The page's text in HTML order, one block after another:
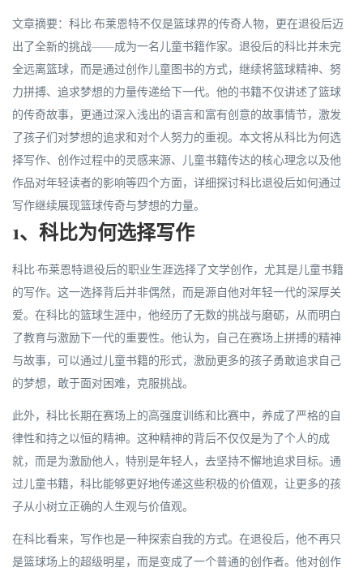
文章摘要：科比·布莱恩特不仅是篮球界的传奇人物，更在退役后迈
出了全新的挑战——成为一名儿童书籍作家。退役后的科比并未完
全远离篮球，而是通过创作儿童图书的方式，继续将篮球精神、努
力拼搏、追求梦想的力量传递给下一代。他的书籍不仅讲述了篮球
的传奇故事，更通过深入浅出的语言和富有创意的故事情节，激发
了孩子们对梦想的追求和对个人努力的重视。本文将从科比为何选
择写作、创作过程中的灵感来源、儿童书籍传达的核心理念以及他
作品对年轻读者的影响等四个方面，详细探讨科比退役后如何通过
写作继续展现篮球传奇与梦想的力量。
1、科比为何选择写作
科比·布莱恩特退役后的职业生涯选择了文学创作，尤其是儿童书籍
的写作。这一选择背后并非偶然，而是源自他对年轻一代的深厚关
爱。在科比的篮球生涯中，他经历了无数的挑战与磨砺，从而明白
了教育与激励下一代的重要性。他认为，自己在赛场上拼搏的精神
与故事，可以通过儿童书籍的形式，激励更多的孩子勇敢追求自己
的梦想，敢于面对困难，克服挑战。
此外，科比长期在赛场上的高强度训练和比赛中，养成了严格的自
律性和持之以恒的精神。这种精神的背后不仅仅是为了个人的成
就，而是为激励他人，特别是年轻人，去坚持不懈地追求目标。通
过儿童书籍，科比能够更好地传递这些积极的价值观，让更多的孩
子从小树立正确的人生观与价值观。
在科比看来，写作也是一种探索自我的方式。在退役后，他不再只
是篮球场上的超级明星，而是变成了一个普通的创作者。他对创作